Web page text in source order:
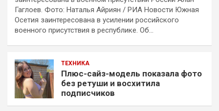
Гаглоев. Фото: Наталья Айриян / РИА Новости Южная
Осетия заинтересована в усилении российского
военного присутствия в республике. Об…
ТЕХНИКА
Плюс-сайз-модель показала фото
без ретуши и восхитила
подписчиков